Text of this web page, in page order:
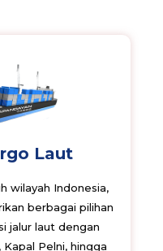
Laut
wilayah Indonesia,
berbagai pilihan
jalur laut dengan
Pelni, hingga